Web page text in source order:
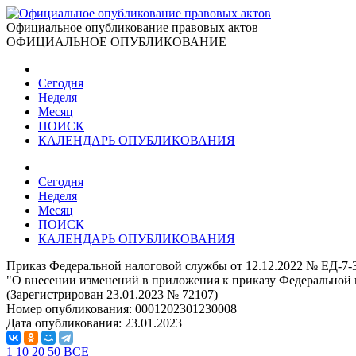
Официальное опубликование правовых актов
ОФИЦИАЛЬНОЕ ОПУБЛИКОВАНИЕ
Сегодня
Неделя
Месяц
ПОИСК
КАЛЕНДАРЬ ОПУБЛИКОВАНИЯ
Сегодня
Неделя
Месяц
ПОИСК
КАЛЕНДАРЬ ОПУБЛИКОВАНИЯ
Приказ Федеральной налоговой службы от 12.12.2022 № ЕД-7-
"О внесении изменений в приложения к приказу
(Зарегистрирован 23.01.2023 № 72107)
Номер опубликования: 0001202301230008
Дата опубликования: 23.01.2023
1 10 20 50 ВСЕ